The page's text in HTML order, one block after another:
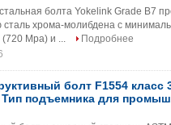
болта Yokelink Grade B7
сталь хрома-молибдена с
Mpa) и ...
Подробнее
болт F1554 класс
подъемника для